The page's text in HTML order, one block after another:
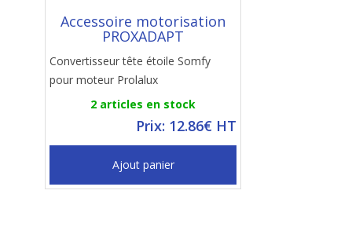
Accessoire motorisation
PROXADAPT
Convertisseur tête étoile Somfy
pour moteur Prolalux
2 articles en stock
Prix: 12.86€ HT
Ajout panier